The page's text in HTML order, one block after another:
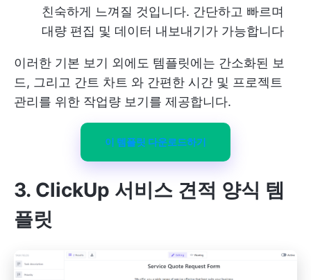
친숙하게 느껴질 것입니다. 간단하고 빠르며
대량 편집 및 데이터 내보내기가 가능합니다
이러한 기본 보기 외에도 템플릿에는 간소화된 보
드, 그리고 간트 차트 와 간편한 시간 및 프로젝트
관리를 위한 작업량 보기를 제공합니다.
이 템플릿 다운로드하기
3. ClickUp 서비스 견적 양식 템
플릿